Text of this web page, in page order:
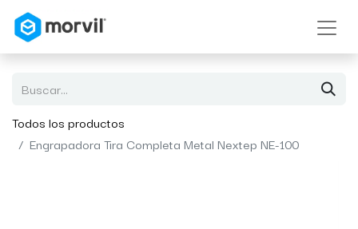
Todos los productos
Engrapadora Tira Completa Metal Nextep NE-100